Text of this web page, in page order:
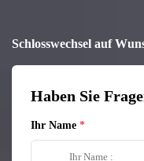
Schlosswechsel auf
Haben Sie
Ihr Name